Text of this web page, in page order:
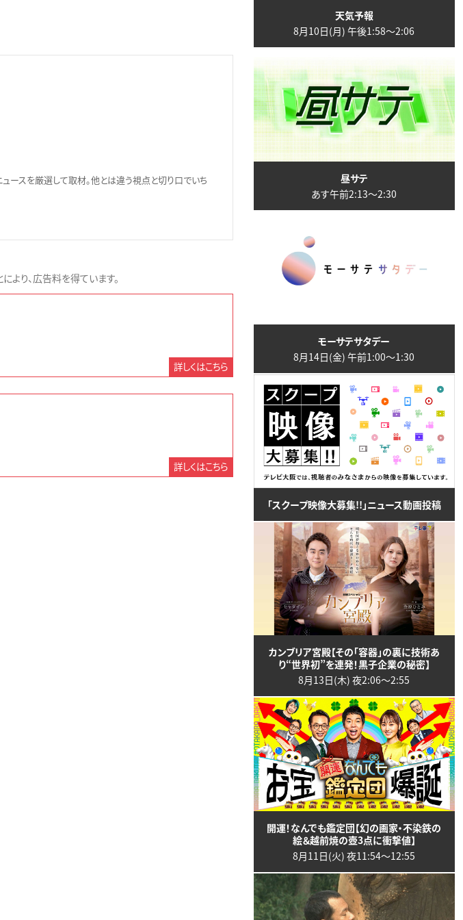
ースを厳選して取材。他とは違う視点と切り口でいち
り、広告料を得ています。
詳しくはこちら
詳しくはこちら
天気予報
8月10日(月) 午後1:58〜2:06
昼サテ
あす午前2:13〜2:30
モーサテサタデー
8月14日(金) 午前1:00〜1:30
「スクープ映像大募集!!」ニュース動画投稿
カンブリア宮殿【その「容器」の裏に技術あ
り“世界初”を連発！黒子企業の秘密】
8月13日(木) 夜2:06〜2:55
開運！なんでも鑑定団【幻の画家・不染鉄の
絵＆越前焼の壺3点に衝撃値】
8月11日(火) 夜11:54〜12:55